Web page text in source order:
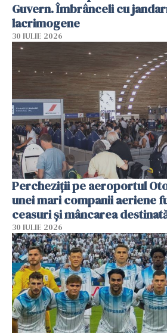
Guvern. Îmbrânceli cu
lacrimogene
30 IULIE 2026
Percheziții pe aeroportul
unei mari companii aeriene
ceasuri și mâncarea
30 IULIE 2026